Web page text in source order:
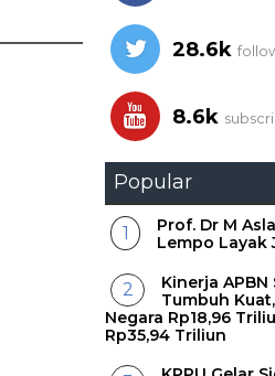
28.6k
8.6k
Popular
Prof. Dr M
Lempo Layak
Kinerja
Tumbuh
Negara Rp18,96
Rp35,94 Triliun